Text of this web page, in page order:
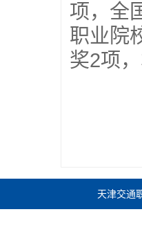
项，全
职业院
奖2项
天津交通